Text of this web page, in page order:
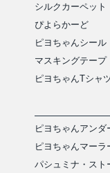
シルクカーペット
ぴよらかーど
ピヨちゃんシール
マスキングテープ
ピヨちゃんTシャ
ピヨちゃんアンダ
ピヨちゃんマーラ
パシュミナ・スト